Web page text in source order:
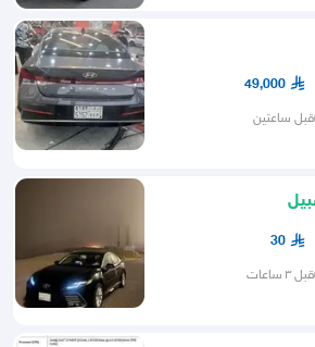
49,000
قبل ساعتين
30
قبل ٣ ساعات